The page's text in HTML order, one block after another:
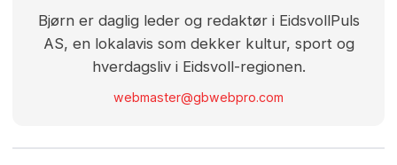
Bjørn er daglig leder og redaktør i EidsvollPuls
AS, en lokalavis som dekker kultur, sport og
hverdagsliv i Eidsvoll-regionen.
webmaster@gbwebpro.com